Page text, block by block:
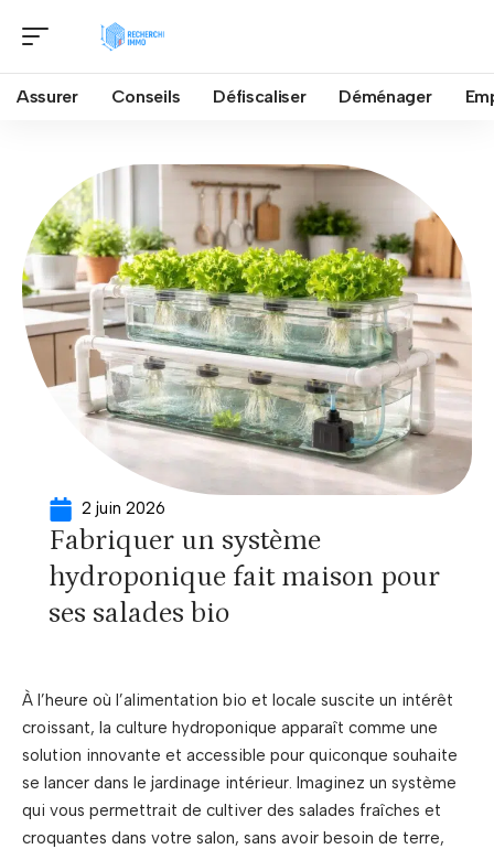
Assurer Conseils Défiscaliser Déménager
2 juin 2026
Fabriquer un système
hydroponique fait maison pour
ses salades bio
À l’heure où l’alimentation bio et locale suscite un intérêt
croissant, la culture hydroponique apparaît comme une
solution innovante et accessible pour quiconque souhaite
se lancer dans le jardinage intérieur. Imaginez un système
qui vous permettrait de cultiver des salades fraîches et
croquantes dans votre salon, sans avoir besoin de terre,